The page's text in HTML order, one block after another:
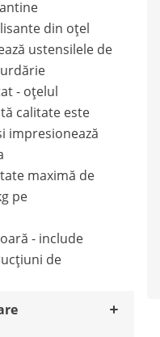
din oțel
ustensilele de
- oțelul
calitate este
impresionează
maximă de
pe
- include
de